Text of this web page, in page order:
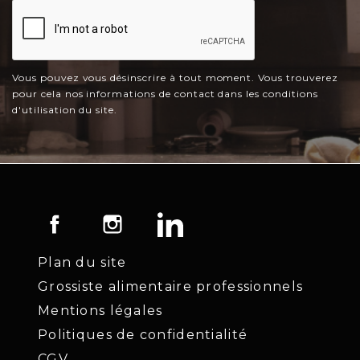
Vous pouvez vous désinscrire à tout moment. Vous trouverez
pour cela nos informations de contact dans les conditions
d'utilisation du site.
Facebook Instagram
Plan du site
Grossiste alimentaire professionnels
Mentions légales
Politiques de confidentialité